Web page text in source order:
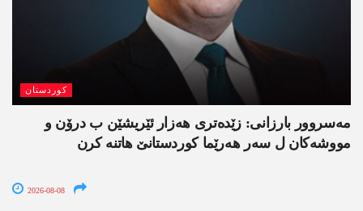
کوردستان
مەسروور بارزانی: زێدەتری ھەزار ئێریشێن ب درۆن و
مووشەکان ل سەر ھەرێما کوردستانێ ھاتنە کرن
2026-08-08